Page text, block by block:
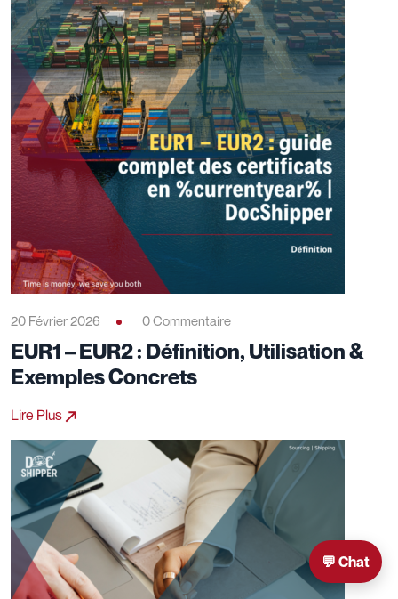
20 Février 2026 0 Commentaire
EUR1 – EUR2 : Définition, Utilisation &
Exemples Concrets
Lire Plus
💬 Chat